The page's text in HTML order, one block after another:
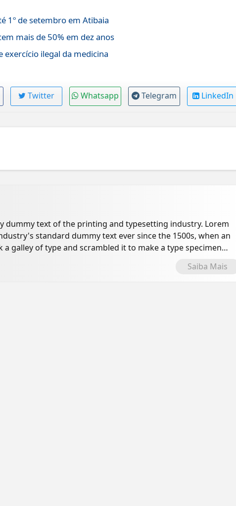
1º de setembro em Atibaia
mais de 50% em dez anos
exercício ilegal da medicina
Twitter Whatsapp Telegram LinkedIn
dummy text of the printing and typesetting industry. Lorem
standard dummy text ever since the 1500s, when an
galley of type and scrambled it to make a type specimen
Saiba Mais